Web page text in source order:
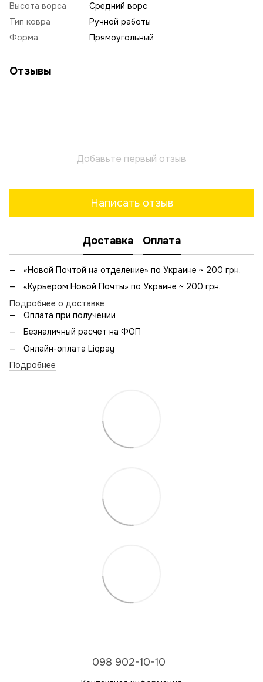
Высота ворса
Средний ворс
Тип ковра
Ручной работы
Форма
Прямоугольный
Отзывы
Добавьте первый отзыв
Написать отзыв
Доставка Оплата
«Новой Почтой на отделение» по Украине ~ 200 грн.
«Курьером Новой Почты» по Украине ~ 200 грн.
Подробнее о доставке
Оплата при получении
Безналичный расчет на ФОП
Онлайн-оплата Liqpay
Подробнее
098 902-10-10